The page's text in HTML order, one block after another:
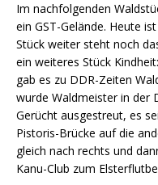
Im nachfolgenden
ein GST-Gelände. Heute
Stück weiter steht noch
ein weiteres Stück
gab es zu DDR-Zeiten
wurde Waldmeister in der
Gerücht ausgestreut, es
Pistoris-Brücke auf die
gleich nach rechts und
Kanu-Club zum